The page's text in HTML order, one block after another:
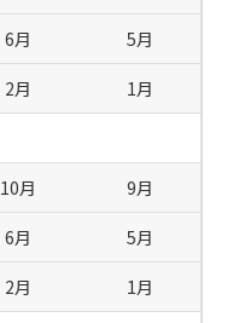
6月 5月
2月 1月
10月 9月
6月 5月
2月 1月